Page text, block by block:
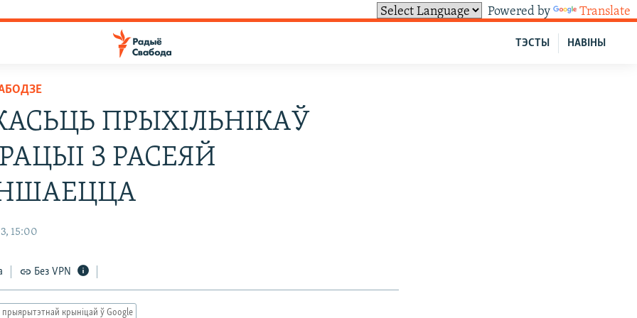
Powered by Translate
НАВІНЫ
ТЭСТЫ
ПРЫХІЛЬНІКАЎ
З РАСЕЯЙ
15:00
Без VPN
прыярытэтнай крыніцай ў Google